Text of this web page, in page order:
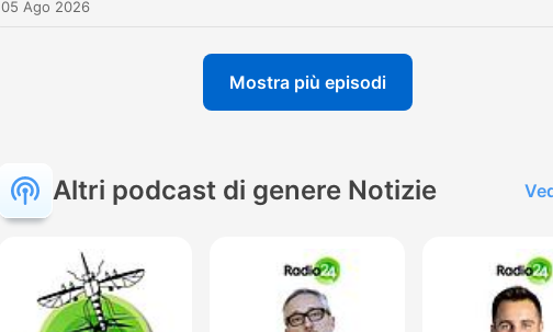
05 Ago 2026
Mostra più episodi
Altri podcast di genere Notizie